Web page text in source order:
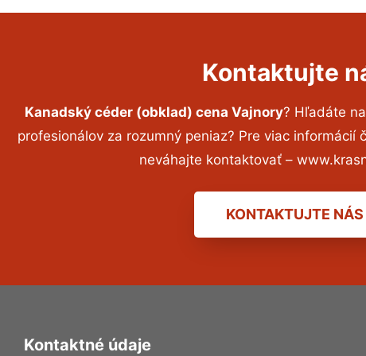
Kontaktujte
Kanadský céder (obklad) cena Vajnory? Hľadáte
profesionálov za rozumný peniaz? Pre viac informácií
neváhajte kontaktovať –
KONTAKTUJTE NÁS
Kontaktné údaje